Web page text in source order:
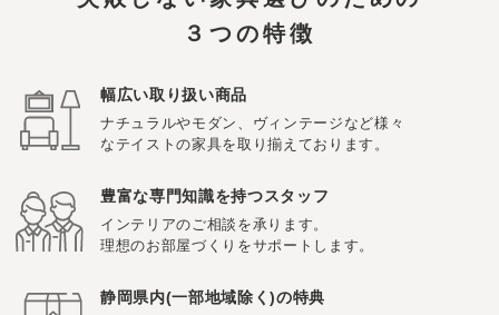
３つの特徴
幅広い取り扱い商品
ナチュラルやモダン、ヴィンテージなど様々
なテイストの家具を取り揃えております。
豊富な専門知識を持つスタッフ
インテリアのご相談を承ります。
理想のお部屋づくりをサポートします。
静岡県内(一部地域除く)の特典